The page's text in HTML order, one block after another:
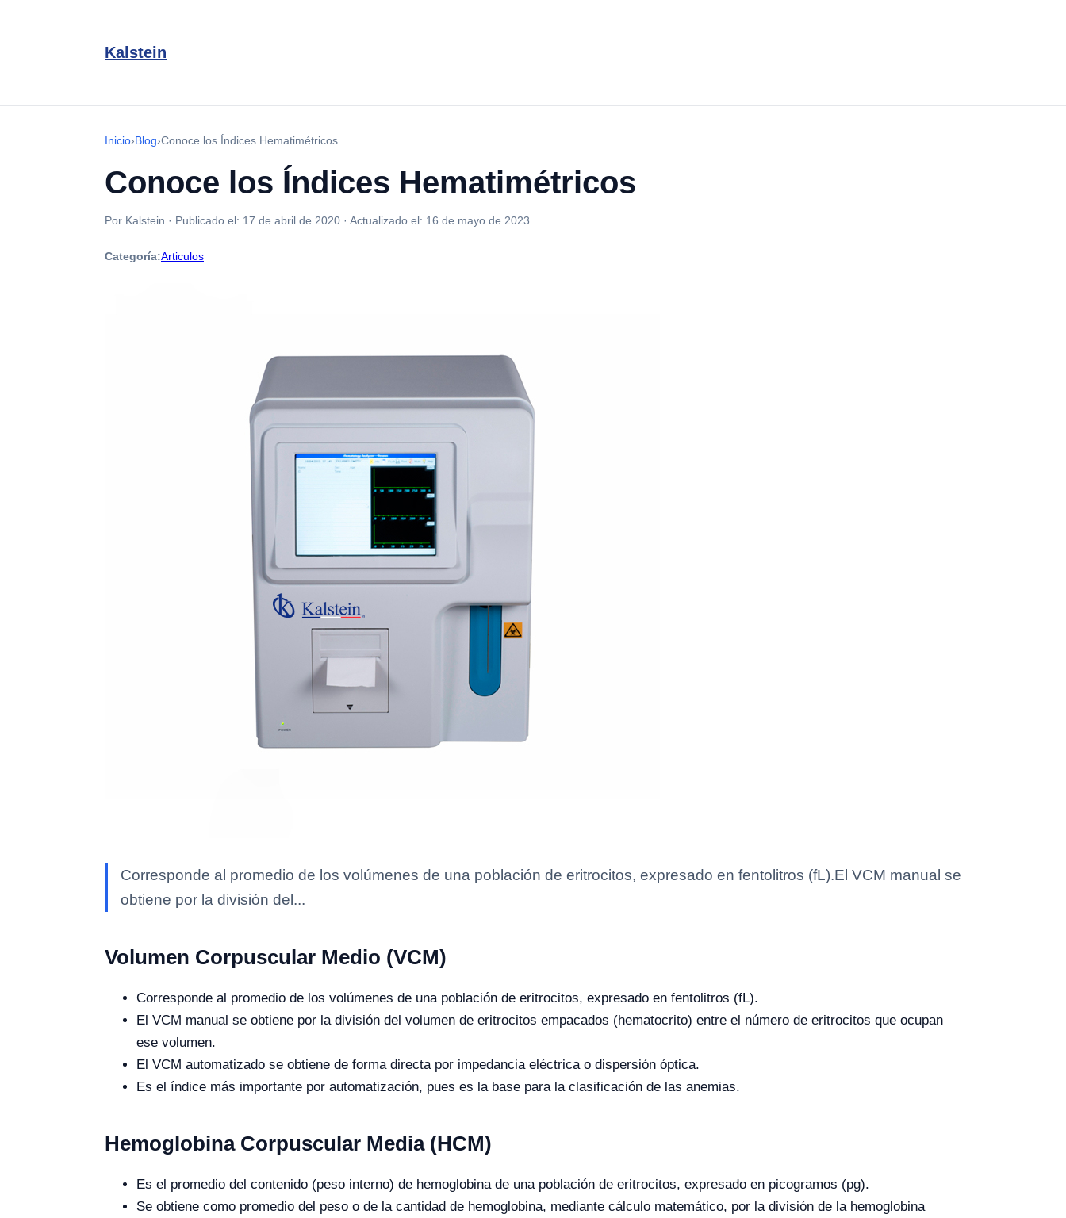
Kalstein
Inicio›Blog›Conoce los Índices Hematimétricos
Conoce los Índices Hematimétricos
Por Kalstein · Publicado el: 17 de abril de 2020 · Actualizado el: 16 de mayo de 2023
Categoría:Articulos
Corresponde al promedio de los volúmenes de una población de eritrocitos, expresado en fentolitros (fL).El VCM manual se
obtiene por la división del...
Volumen Corpuscular Medio (VCM)
Corresponde al promedio de los volúmenes de una población de eritrocitos, expresado en fentolitros (fL).
El VCM manual se obtiene por la división del volumen de eritrocitos empacados (hematocrito) entre el número de eritrocitos que ocupan
ese volumen.
El VCM automatizado se obtiene de forma directa por impedancia eléctrica o dispersión óptica.
Es el índice más importante por automatización, pues es la base para la clasificación de las anemias.
Hemoglobina Corpuscular Media (HCM)
Es el promedio del contenido (peso interno) de hemoglobina de una población de eritrocitos, expresado en picogramos (pg).
Se obtiene como promedio del peso o de la cantidad de hemoglobina, mediante cálculo matemático, por la división de la hemoglobina